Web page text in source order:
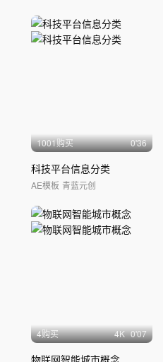
1001购买 0'36
科技平台信息分类
AE模板 青蓝元创
4购买 4K 0'07
物联网智能城市概念